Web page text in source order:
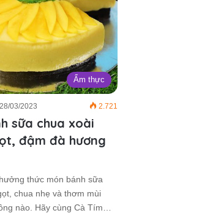
Ẩm thực
28/03/2023 2.721
sữa chua xoài
đậm đà hương
thức món bánh sữa
chua nhẹ và thơm mùi
nào. Hãy cùng Cà Tím…